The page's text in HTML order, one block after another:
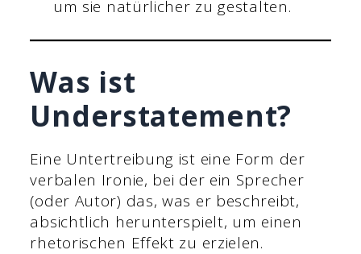
um sie natürlicher zu gestalten.
Was ist
Understatement?
Eine Untertreibung ist eine Form der
verbalen Ironie, bei der ein Sprecher
(oder Autor) das, was er beschreibt,
absichtlich herunterspielt, um einen
rhetorischen Effekt zu erzielen.